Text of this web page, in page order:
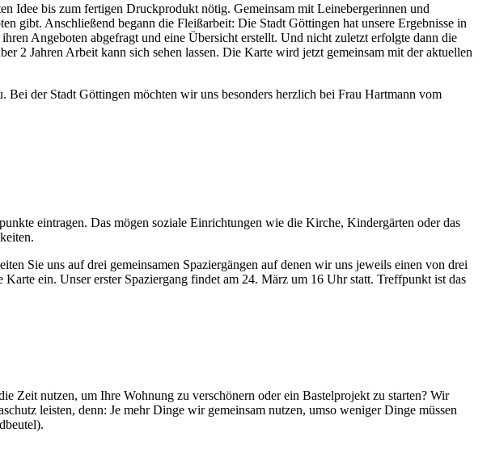
Idee bis zum fertigen Druckprodukt nötig. Gemeinsam mit Leinebergerinnen und
gibt. Anschließend begann die Fleißarbeit: Die Stadt Göttingen hat unsere Ergebnisse in
Angeboten abgefragt und eine Übersicht erstellt. Und nicht zuletzt erfolgte dann die
2 Jahren Arbeit kann sich sehen lassen. Die Karte wird jetzt gemeinsam mit der aktuellen
der Stadt Göttingen möchten wir uns besonders herzlich bei Frau Hartmann vom
eintragen. Das mögen soziale Einrichtungen wie die Kirche, Kindergärten oder das
Sie uns auf drei gemeinsamen Spaziergängen auf denen wir uns jeweils einen von drei
ein. Unser erster Spaziergang findet am 24. März um 16 Uhr statt. Treffpunkt ist das
Zeit nutzen, um Ihre Wohnung zu verschönern oder ein Bastelprojekt zu starten? Wir
leisten, denn: Je mehr Dinge wir gemeinsam nutzen, umso weniger Dinge müssen